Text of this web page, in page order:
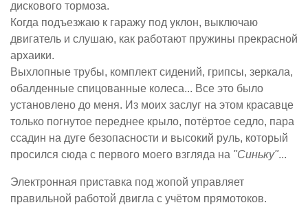
дискового тормоза.
Когда подъезжаю к гаражу под уклон, выключаю
двигатель и слушаю, как работают пружины прекрасной
архаики.
Выхлопные трубы, комплект сидений, грипсы, зеркала,
обалденные спицованные колеса... Все это было
установлено до меня. Из моих заслуг на этом красавце
только погнутое переднее крыло, потёртое седло, пара
ссадин на дуге безопасности и высокий руль, который
просился сюда с первого моего взгляда на "Синьку"...
Электронная приставка под жопой управляет
правильной работой двигла с учётом прямотоков.